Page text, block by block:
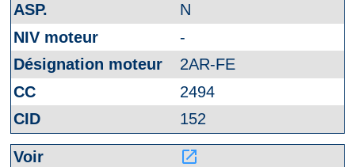
N
-
2AR-FE
2494
152
launch